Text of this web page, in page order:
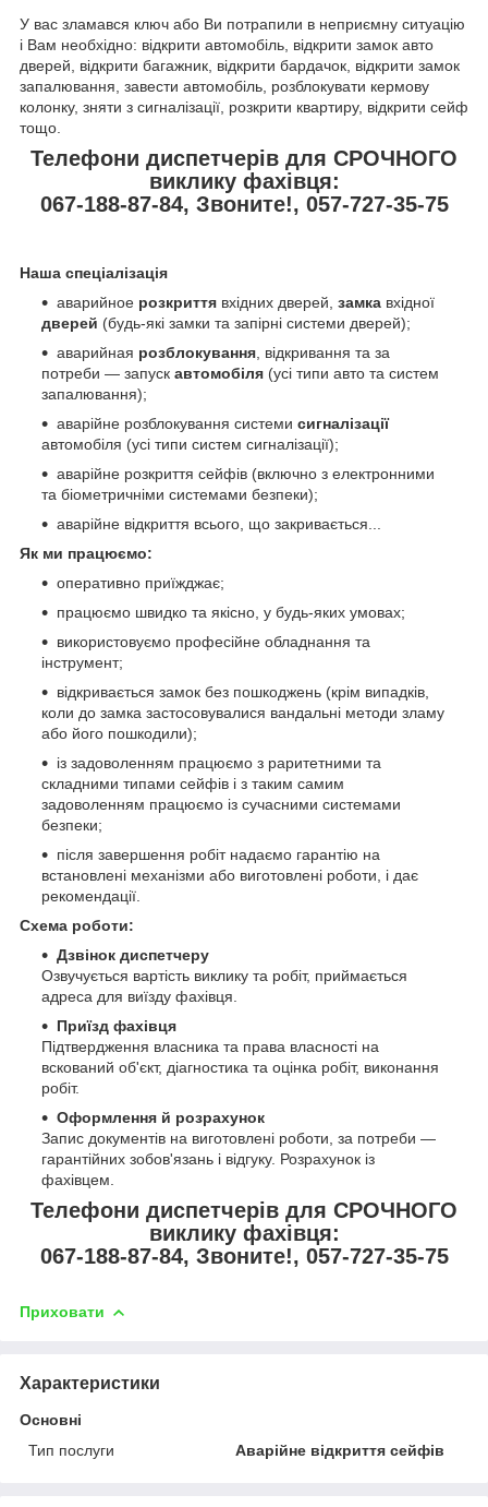
У вас зламався ключ або Ви потрапили в неприємну ситуацію
і Вам необхідно: відкрити автомобіль, відкрити замок авто
дверей, відкрити багажник, відкрити бардачок, відкрити замок
запалювання, завести автомобіль, розблокувати кермову
колонку, зняти з сигналізації, розкрити квартиру, відкрити сейф
тощо.
Телефони диспетчерів для СРОЧНОГО
виклику фахівця:
067-188-87-84, Звоните!, 057-727-35-75
Наша спеціалізація
аварийное розкриття вхідних дверей, замка вхідної
дверей (будь-які замки та запірні системи дверей);
аварийная розблокування , відкривання та за
потреби — запуск автомобіля (усі типи авто та систем
запалювання);
аварійне розблокування системи сигналізації
автомобіля (усі типи систем сигналізації);
аварійне розкриття сейфів (включно з електронними
та біометричніми системами безпеки);
аварійне відкриття всього, що закривається...
Як ми працюємо:
оперативно приїжджає;
працюємо швидко та якісно, у будь-яких умовах;
використовуємо професійне обладнання та
інструмент;
відкривається замок без пошкоджень (крім випадків,
коли до замка застосовувалися вандальні методи зламу
або його пошкодили);
із задоволенням працюємо з раритетними та
складними типами сейфів і з таким самим
задоволенням працюємо із сучасними системами
безпеки;
після завершення робіт надаємо гарантію на
встановлені механізми або виготовлені роботи, і дає
рекомендації.
Схема роботи:
Дзвінок диспетчеру
Озвучується вартість виклику та робіт, приймається
адреса для виїзду фахівця.
Приїзд фахівця
Підтвердження власника та права власності на
вскований об'єкт, діагностика та оцінка робіт, виконання
робіт.
Оформлення й розрахунок
Запис документів на виготовлені роботи, за потреби —
гарантійних зобов'язань і відгуку. Розрахунок із
фахівцем.
Телефони диспетчерів для СРОЧНОГО
виклику фахівця:
067-188-87-84, Звоните!, 057-727-35-75
Приховати
Характеристики
Основні
Тип послуги
Аварійне відкриття сейфів